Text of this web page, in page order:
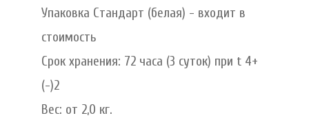
Упаковка Стандарт (белая) - входит в
стоимость
Срок хранения: 72 часа (3 суток) при t 4+
(-)2
Вес: от 2,0 кг.